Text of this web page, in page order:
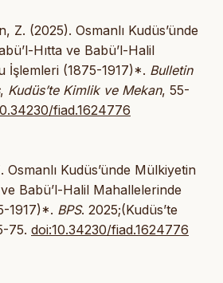
Z. (2025). Osmanlı Kudüs’ünde
Hıtta ve Babü’l-Halil
İşlemleri (1875-1917)*. Bulletin
, Kudüs’te Kimlik ve Mekan, 55-
fiad.1624776
Osmanlı Kudüs’ünde Mülkiyetin
Babü’l-Halil Mahallelerinde
1917)*. BPS. 2025;(Kudüs’te
75. doi:10.34230/fiad.1624776